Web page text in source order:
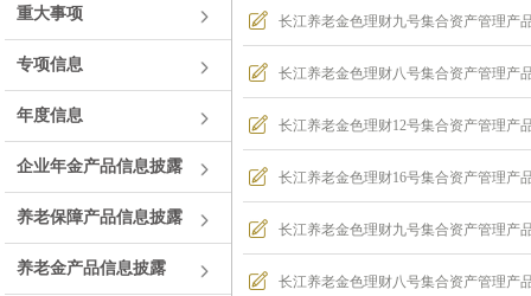
重大事项
专项信息
年度信息
企业年金产品信息披露
养老保障产品信息披露
养老金产品信息披露
长江养老金色理财九号集合资产管理产
长江养老金色理财八号集合资产管理产
长江养老金色理财12号集合资产管理产
长江养老金色理财16号集合资产管理产
长江养老金色理财九号集合资产管理产
长江养老金色理财八号集合资产管理产